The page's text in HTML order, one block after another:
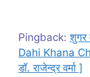
Pingback:शुगर
Dahi Khana
डॉ. राजेन्द्र वर्मा ]